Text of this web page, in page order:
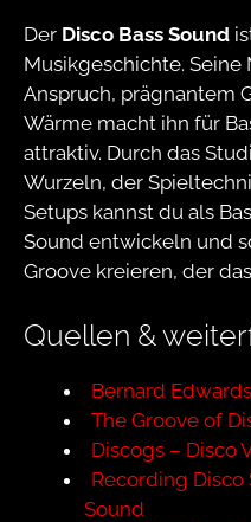
Der Disco Bass Sound
Musikgeschichte.
Anspruch, prägnantem
Wärme macht ihn für
attraktiv. Durch das
Wurzeln, der
Setups kannst du als
Sound entwickeln und
Groove kreieren, der
Quellen &
Bernard
The Groove of
Discogs – Disco
Recording Disco
Sound